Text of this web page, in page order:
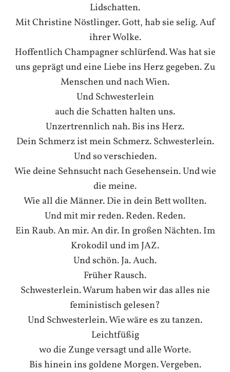
Lidschatten.
Mit Christine Nöstlinger. Gott, hab sie selig. Auf
ihrer Wolke.
Hoffentlich Champagner schlürfend. Was hat sie
uns geprägt und eine Liebe ins Herz gegeben. Zu
Menschen und nach Wien.
Und Schwesterlein
auch die Schatten halten uns.
Unzertrennlich nah. Bis ins Herz.
Dein Schmerz ist mein Schmerz. Schwesterlein.
Und so verschieden.
Wie deine Sehnsucht nach Gesehensein. Und wie
die meine.
Wie all die Männer. Die in dein Bett wollten.
Und mit mir reden. Reden. Reden.
Ein Raub. An mir. An dir. In großen Nächten. Im
Krokodil und im JAZ.
Und schön. Ja. Auch.
Früher Rausch.
Schwesterlein. Warum haben wir das alles nie
feministisch gelesen?
Und Schwesterlein. Wie wäre es zu tanzen.
Leichtfüßig
wo die Zunge versagt und alle Worte.
Bis hinein ins goldene Morgen. Vergeben.